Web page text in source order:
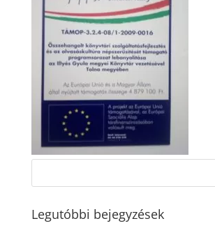
Legutóbbi bejegyzések